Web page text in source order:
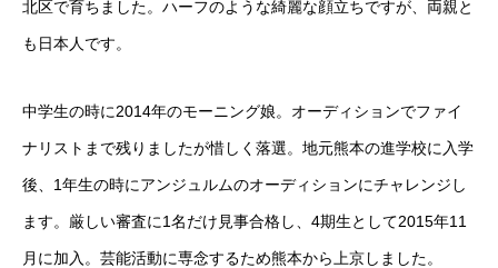
北区で育ちました。ハーフのような綺麗な顔立ちですが、両親と
も日本人です。
中学生の時に2014年のモーニング娘。オーディションでファイ
ナリストまで残りましたが惜しく落選。地元熊本の進学校に入学
後、1年生の時にアンジュルムのオーディションにチャレンジし
ます。厳しい審査に1名だけ見事合格し、4期生として2015年11
月に加入。芸能活動に専念するため熊本から上京しました。